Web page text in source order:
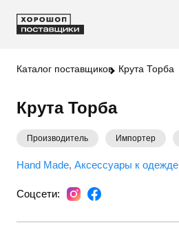
Каталог поставщиков Крута Торба
Крута Торба
Производитель Импортер
Hand Made Аксессуары к одежде
Соцсети: